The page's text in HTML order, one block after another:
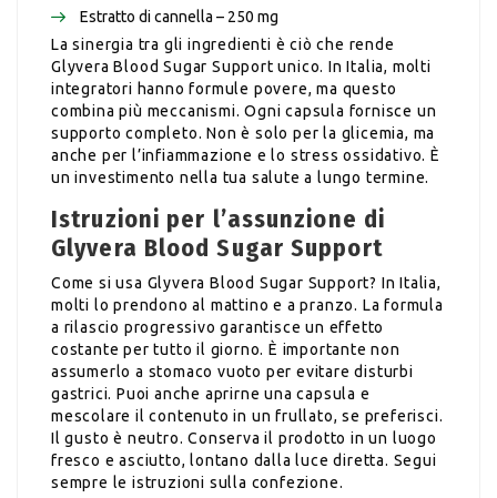
Estratto di cannella – 250 mg
La sinergia tra gli ingredienti è ciò che rende
Glyvera Blood Sugar Support unico. In Italia, molti
integratori hanno formule povere, ma questo
combina più meccanismi. Ogni capsula fornisce un
supporto completo. Non è solo per la glicemia, ma
anche per l’infiammazione e lo stress ossidativo. È
un investimento nella tua salute a lungo termine.
Istruzioni per l’assunzione di
Glyvera Blood Sugar Support
Come si usa Glyvera Blood Sugar Support? In Italia,
molti lo prendono al mattino e a pranzo. La formula
a rilascio progressivo garantisce un effetto
costante per tutto il giorno. È importante non
assumerlo a stomaco vuoto per evitare disturbi
gastrici. Puoi anche aprirne una capsula e
mescolare il contenuto in un frullato, se preferisci.
Il gusto è neutro. Conserva il prodotto in un luogo
fresco e asciutto, lontano dalla luce diretta. Segui
sempre le istruzioni sulla confezione.